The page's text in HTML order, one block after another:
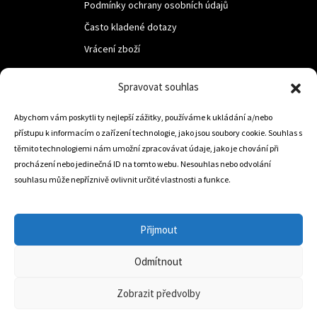
Spravovat souhlas
Abychom vám poskytli ty nejlepší zážitky, používáme k ukládání a/nebo
přístupu k informacím o zařízení technologie, jako jsou soubory cookie. Souhlas s
těmito technologiemi nám umožní zpracovávat údaje, jako je chování při
procházení nebo jedinečná ID na tomto webu. Nesouhlas nebo odvolání
souhlasu může nepříznivě ovlivnit určité vlastnosti a funkce.
Přijmout
Odmítnout
Zobrazit předvolby
Podmínky ochrany osobních údajů
Často kladené dotazy
Vrácení zboží
LUF s.r.o.
Nám. M.R.Štefanika 518,
Trstená 02801
info@dojezdovakola.com